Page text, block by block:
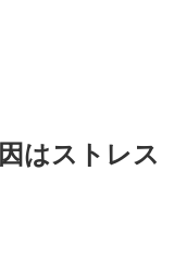
はストレス